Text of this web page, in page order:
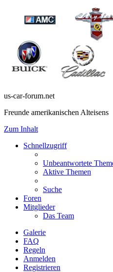
us-car-forum.net
Freunde amerikanischen Alteisens
Zum Inhalt
Schnellzugriff
Unbeantwortete
Aktive Themen
Suche
Foren
Mitglieder
Das Team
Galerie
FAQ
Regeln
Anmelden
Registrieren